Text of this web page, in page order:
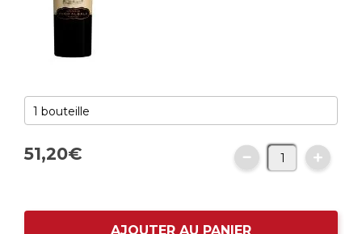
51,20€
AJOUTER AU PANIER